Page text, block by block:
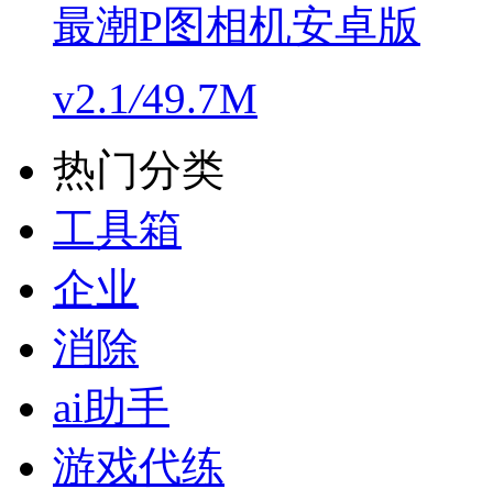
最潮P图相机安卓版
v2.1/49.7M
热门分类
工具箱
企业
消除
ai助手
游戏代练